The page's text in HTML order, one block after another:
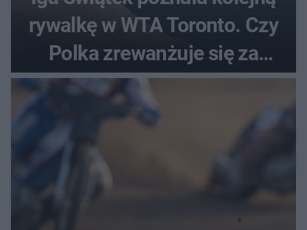
rywalkę w WTA Toronto. Czy
Polka zrewanżuje się za
ostatnią porażkę?